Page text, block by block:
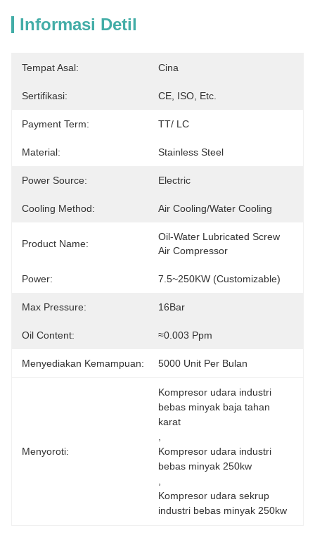
Informasi Detil
Tempat Asal: Cina
Sertifikasi: CE, ISO, Etc.
Payment Term: TT/ LC
Material: Stainless Steel
Power Source: Electric
Cooling Method: Air Cooling/Water Cooling
Product Name:
Oil-Water Lubricated Screw
Air Compressor
Power: 7.5~250KW (customizable)
Max Pressure: 16Bar
Oil Content: ≈0.003 Ppm
Menyediakan Kemampuan: 5000 Unit Per Bulan
Menyoroti:
Kompresor udara industri
bebas minyak baja tahan
karat
Kompresor udara industri
bebas minyak 250kw
Kompresor udara sekrup
industri bebas minyak 250kw